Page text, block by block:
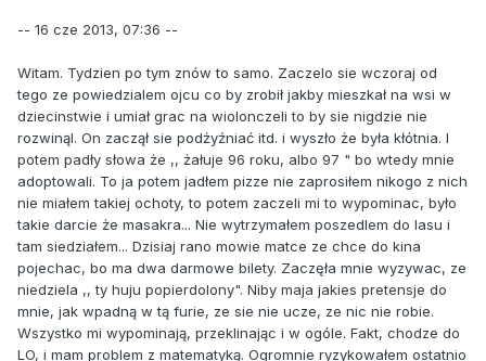
-- 16 cze 2013, 07:36 --
Witam. Tydzien po tym znów to samo. Zaczelo sie wczoraj od
tego ze powiedzialem ojcu co by zrobił jakby mieszkał na wsi w
dziecinstwie i umiał grac na wiolonczeli to by sie nigdzie nie
rozwinąl. On zaczął sie podżyźniać itd. i wyszło że była kłótnia. I
potem padły słowa że ,, żałuje 96 roku, albo 97 " bo wtedy mnie
adoptowali. To ja potem jadłem pizze nie zaprosiłem nikogo z nich
nie miałem takiej ochoty, to potem zaczeli mi to wypominac, było
takie darcie że masakra... Nie wytrzymałem poszedlem do lasu i
tam siedziałem... Dzisiaj rano mowie matce ze chce do kina
pojechac, bo ma dwa darmowe bilety. Zaczęła mnie wyzywac, ze
niedziela ,, ty huju popierdolony". Niby maja jakies pretensje do
mnie, jak wpadną w tą furie, ze sie nie ucze, ze nic nie robie.
Wszystko mi wypominają, przeklinając i w ogóle. Fakt, chodze do
LO, i mam problem z matematyką. Ogromnie ryzykowałem ostatnio